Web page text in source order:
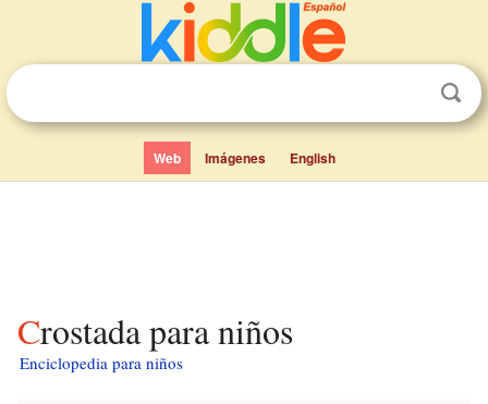
Web Imágenes English
Crostada para niños
Enciclopedia para niños